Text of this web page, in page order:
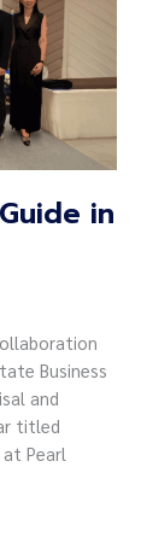
in
Business
and
titled
Pearl